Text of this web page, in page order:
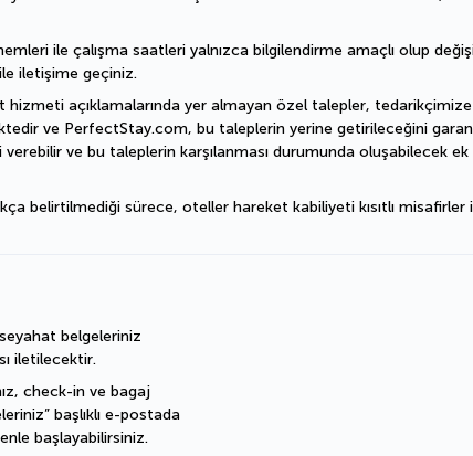
ile çalışma saatleri yalnızca bilgilendirme amaçlı olup
iletişime geçiniz.
hizmeti açıklamalarında yer almayan özel talepler,
ve PerfectStay.com, bu taleplerin yerine getirileceğini
ve bu taleplerin karşılanması durumunda oluşabilecek
belirtilmediği sürece, oteller hareket kabiliyeti kısıtlı misafirler
belgeleriniz
iletilecektir.
check-in ve bagaj
başlıklı e-postada
başlayabilirsiniz.